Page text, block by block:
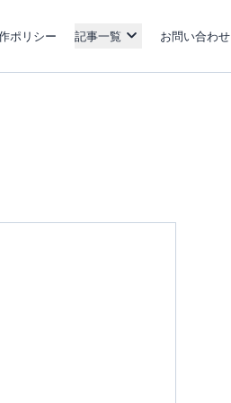
ポリシー 記事一覧 お問い合わせ